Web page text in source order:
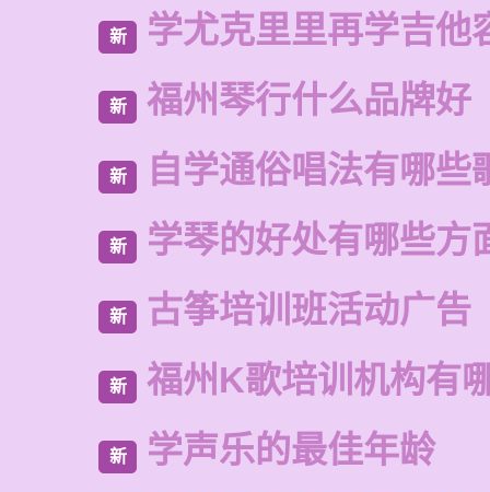
新 学尤克里里再学吉他
新 福州琴行什么品牌好
新 自学通俗唱法有哪些
新 学琴的好处有哪些方
新 古筝培训班活动广告
新 福州K歌培训机构有
新 学声乐的最佳年龄